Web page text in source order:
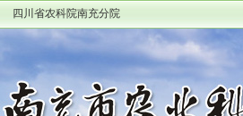
四川省农科院南充分院